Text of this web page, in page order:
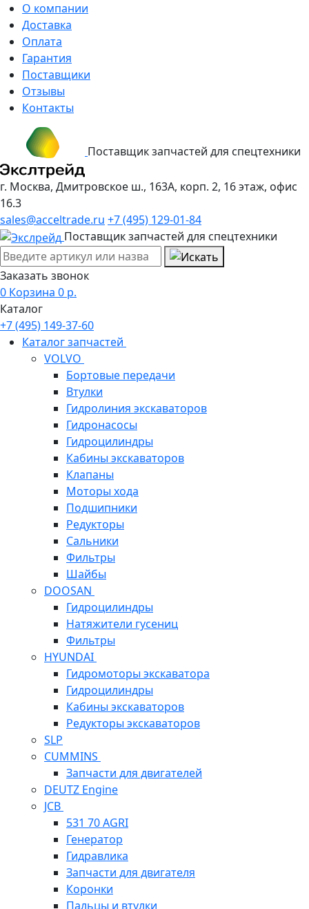
О компании
Доставка
Оплата
Гарантия
Поставщики
Отзывы
Контакты
Поставщик запчастей для спецтехники
г. Москва, Дмитровское ш., 163А, корп. 2, 16 этаж, офис
16.3
sales@acceltrade.ru +7 (495) 129-01-84
Поставщик запчастей для спецтехники
Заказать звонок
0 Корзина 0 р.
Каталог
+7 (495) 149-37-60
Каталог запчастей
VOLVO
Бортовые передачи
Втулки
Гидролиния экскаваторов
Гидронасосы
Гидроцилиндры
Кабины экскаваторов
Клапаны
Моторы хода
Подшипники
Редукторы
Сальники
Фильтры
Шайбы
DOOSAN
Гидроцилиндры
Натяжители гусениц
Фильтры
HYUNDAI
Гидромоторы экскаватора
Гидроцилиндры
Кабины экскаваторов
Редукторы экскаваторов
SLP
CUMMINS
Запчасти для двигателей
DEUTZ Engine
JCB
531 70 AGRI
Генератор
Гидравлика
Запчасти для двигателя
Коронки
Пальцы и втулки